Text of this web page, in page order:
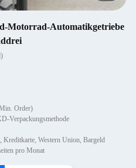
Motorrad-Automatikgetriebe
Order)
Verpackungsmethode
Western Union, Bargeld
pro Monat